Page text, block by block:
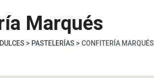
Marqués
DULCES > PASTELERÍAS > CONFITERÍA MARQUÉS